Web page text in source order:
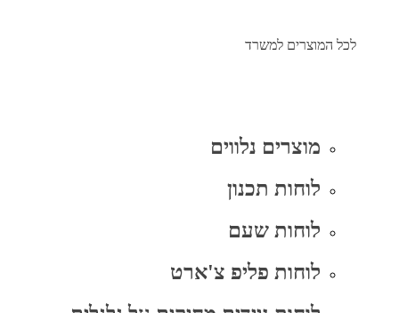
לכל המוצרים למשרד
מוצרים נלווים
לוחות תכנון
לוחות שעם
לוחות פליפ צ'ארט